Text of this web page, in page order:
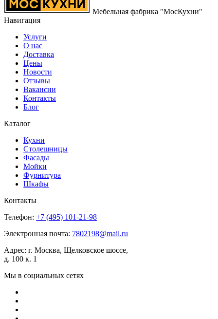
Мебельная фабрика "МосКухни"
Навигация
Услуги
О нас
Доставка
Цены
Новости
Отзывы
Вакансии
Контакты
Блог
Каталог
Кухни
Столешницы
Фасады
Мойки
Фурнитура
Шкафы
Контакты
Телефон: +7 (495) 101-21-98
Электронная почта: 7802198@mail.ru
Адрес: г. Москва, Щелковское шоссе,
д. 100 к. 1
Мы в социальных сетях